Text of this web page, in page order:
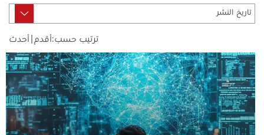
ترتيب حسب: أقدم أحدث